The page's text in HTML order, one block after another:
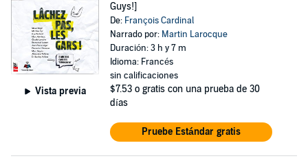
Vista previa
Guys!]
De: François Cardinal
Narrado por: Martin Larocque
Duración: 3 h y 7 m
Idioma: Francés
sin calificaciones
$7.53 o gratis con una prueba de 30
días
Pruebe Estándar gratis